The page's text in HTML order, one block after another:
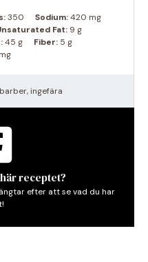
350 Sodium:420 mg
Fat: 9 g
45 g Fiber: 5 g
ingefära
receptet?
efter att se vad du har